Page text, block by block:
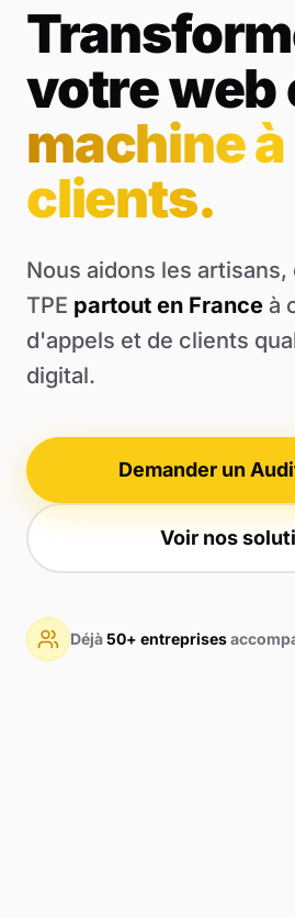
votre web
machine à
clients.
Nous aidons les artisans,
TPE partout en France à
d'appels et de clients
digital.
Demander un
Voir nos
Déjà50+ entreprises